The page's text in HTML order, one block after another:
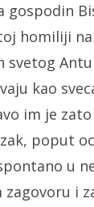
gospodin
homiliji
svetog
kao
im je zato
poput
u
zagovoru i